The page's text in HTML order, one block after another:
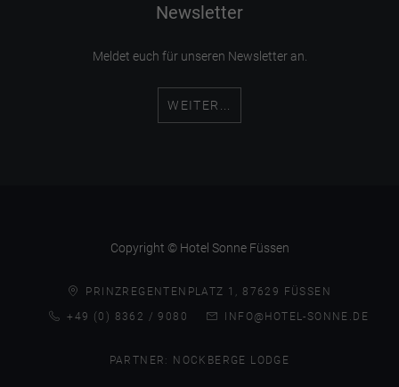
Newsletter
Meldet euch für unseren Newsletter an.
WEITER...
Copyright © Hotel Sonne Füssen
PRINZREGENTENPLATZ 1, 87629 FÜSSEN
+49 (0) 8362 / 9080
INFO@HOTEL-SONNE.DE
PARTNER: NOCKBERGE LODGE